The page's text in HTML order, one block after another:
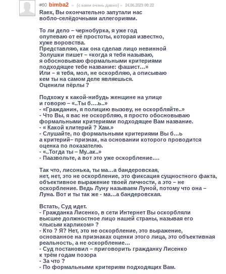
#60 bimba2 (c нами очень давно) 24.06.2023 00:22
Raex, Вы окончательно запутали нас
вобло-селёдочными аллегориями.
То ли дело – чернобурка, я уже год
опупеваю от её простоты, которая известно,
хуже воровства.
Представляю, как она сделав лицо невинной
Золушки пишет – «когда я тебя называю,
я обосновываю формальными критериями
подходящее тебе название: фашист…»
Или – я тебя, мол, не оскорбляю, а описываю
кем ты на самом деле являешься.
Оценили пёрлы ?
Подхожу к какой-нибудь женщине на улице
и говорю – «..Ты б….ь..»
- «Гражданин, я полицию вызову, не оскорбляйте..»
- Что Вы, я вас не оскорбляю, я просто обосновываю
формальными критериями подходящее Вам название.
- « Какой клитерий ? Хам.»
- Слушайте, по формальными критериями Вы б…ь
а критерий– признак, на основании которого проводится
оценка по показателю.
- «..Тогда ты – Му..ак..»
- Паазвольте, а вот это уже оскорбление….
Так что, лисонька, ты ма…а бандеровская,
нет, нет, это не оскорбление, это фиксация сущностного факта,
объективное выражение твоей личности, а это – не
оскорбление. Ведь Луну называем Луной, потому что она –
Луна. Вот и ты так же - ма…а бандеровская.
Встать, Суд идет.
- Гражданка Лисенко, в сети Интернет Вы оскорбляли
высшее должностное лицо нашей страны, называя его
«лысым карликом» ?
- Кто ? Я? Нет, это не оскорбление, это выражение,
основанное на признаках оценки этого лица, это объективная
реальность, а не оскорбление…
- Суд постановил – приговорить гражданку Лисенко
к трём годам позора
- За что ?
- По формальными критериям подходящих Вам.